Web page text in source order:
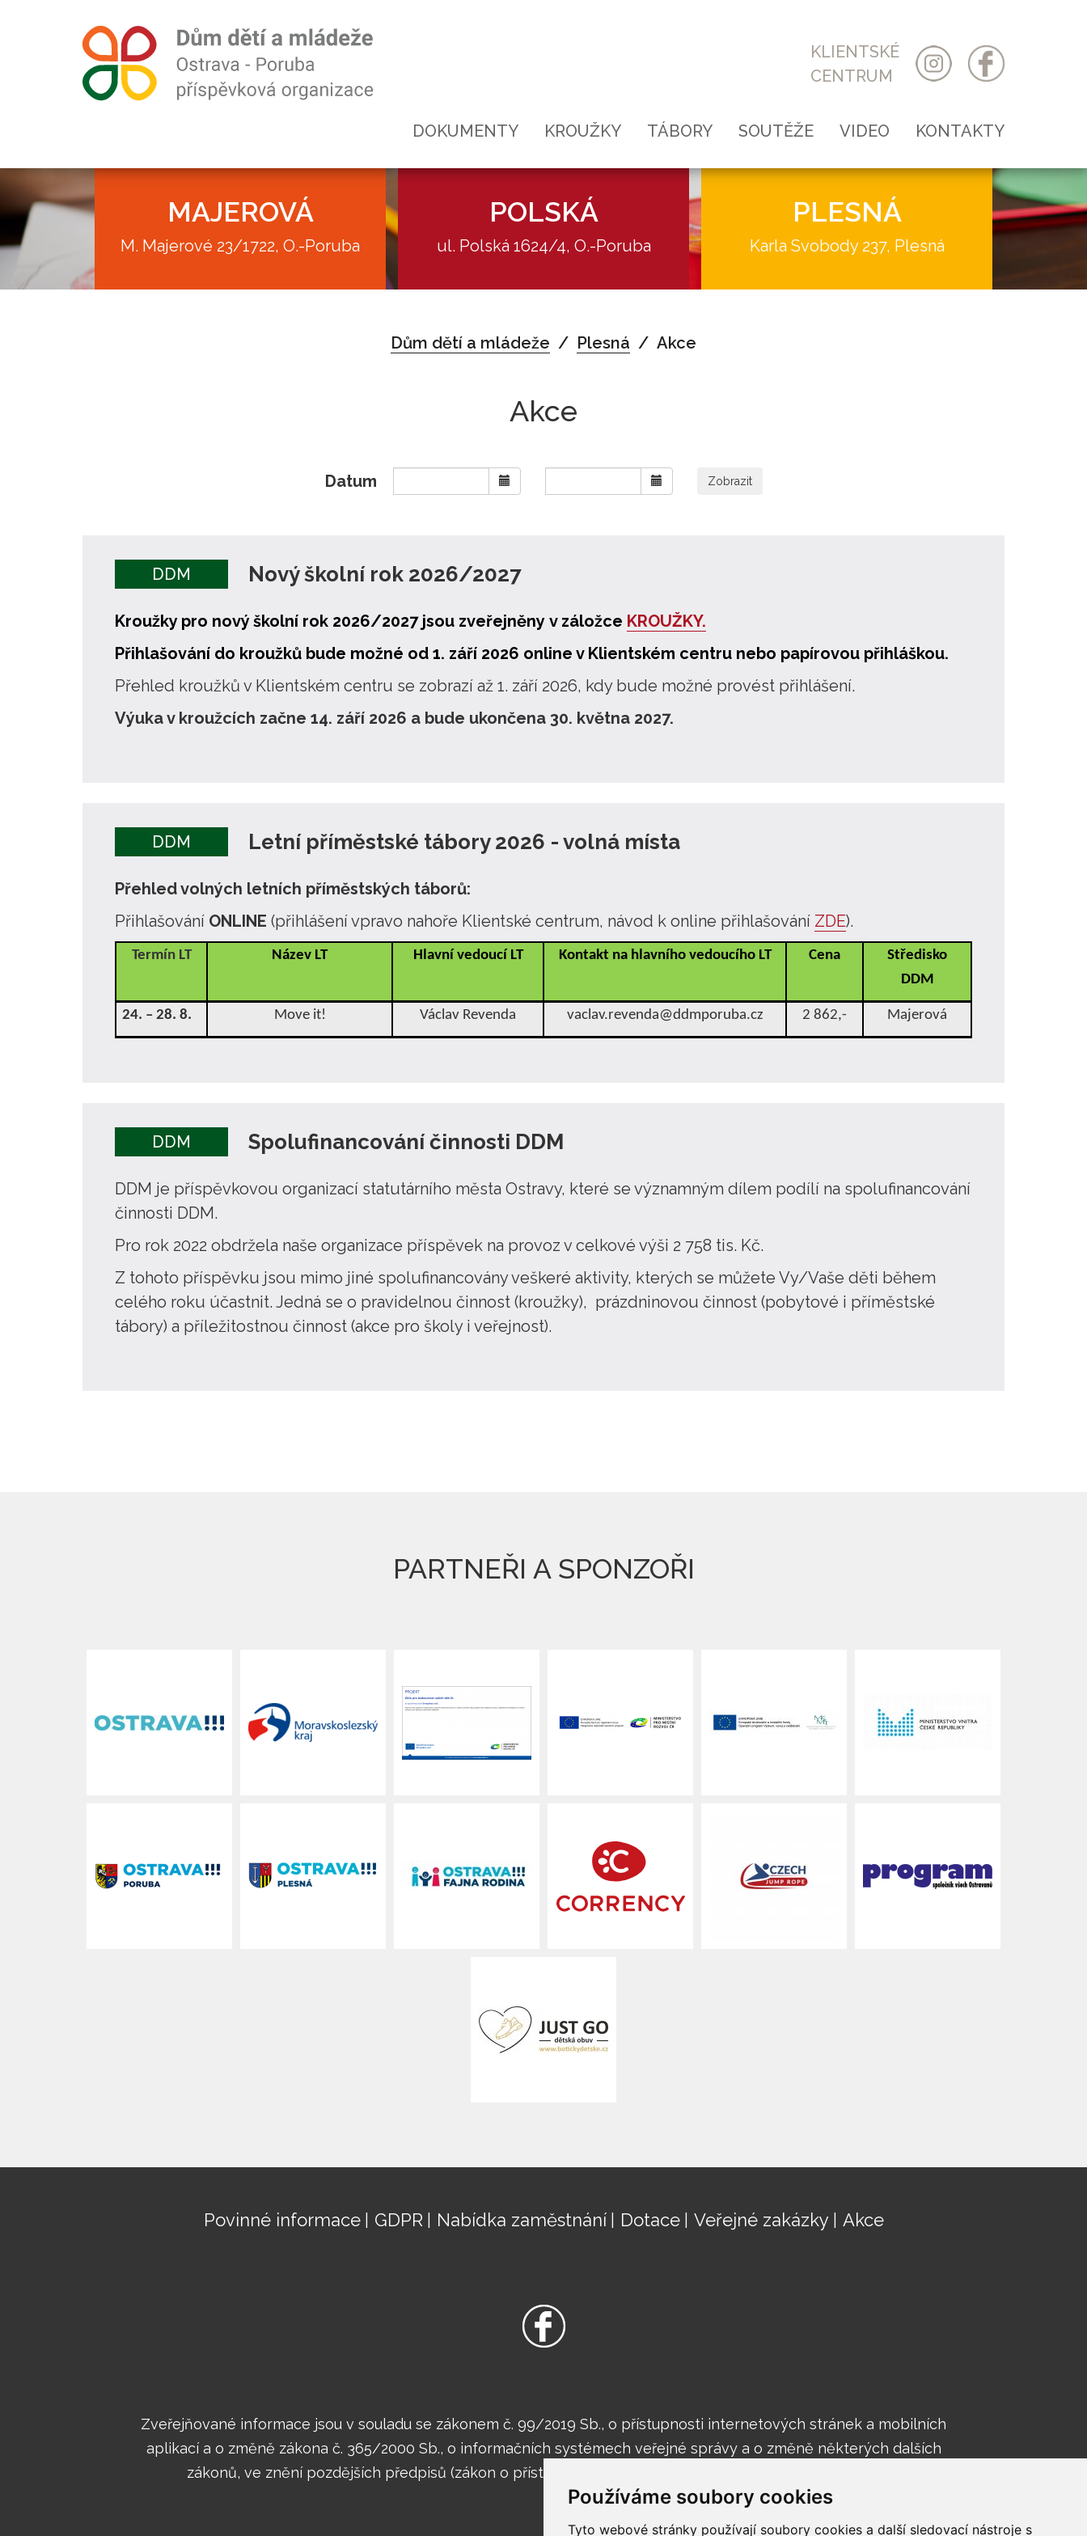
Používáme soubory cookies
Tyto webové stránky používají soubory cookies a další sledovací nástroje s
KLIENTSKÉ
CENTRUM
DOKUMENTY KROUŽKY TÁBORY SOUTĚŽE
Předmětové MŠMT
Vyhlašované DDM
VIDEO KONTAKTY
MAJEROVÁ
M. Majerové 23/1722, O.-Poruba
POLSKÁ
ul. Polská 1624/4, O.-Poruba
Kroužky
Pedagogičtí pracovníci
PLESNÁ
Karla Svobody 237, Plesná
Dům dětí a mládeže Plesná Akce
Akce
Datum
DDM Nový školní rok 2026/2027
Kroužky pro nový školní rok 2026/2027 jsou zveřejněny v záložce KROUŽKY.
Přihlašování do kroužků bude možné od 1. září 2026 online v Klientském centru nebo papírovou přihláškou.
Přehled kroužků v Klientském centru se zobrazí až 1. září 2026, kdy bude možné provést přihlášení.
Výuka v kroužcích začne 14. září 2026 a bude ukončena 30. května 2027.
DDM Letní příměstské tábory 2026 - volná místa
Přehled volných letních příměstských táborů:
Přihlašování ONLINE (přihlášení vpravo nahoře Klientské centrum, návod k online přihlašování ZDE).
Termín LT Název LT Hlavní vedoucí LT Kontakt na hlavního vedoucího LT Cena
Středisko
DDM
24. – 28. 8. Move it! Václav Revenda vaclav.revenda@ddmporuba.cz 2 862,- Majerová
DDM Spolufinancování činnosti DDM
DDM je příspěvkovou organizací statutárního města Ostravy, které se významným dílem podílí na spolufinancování
činnosti DDM.
Pro rok 2022 obdržela naše organizace příspěvek na provoz v celkové výši 2 758 tis. Kč.
Z tohoto příspěvku jsou mimo jiné spolufinancovány veškeré aktivity, kterých se můžete Vy/Vaše děti během
celého roku účastnit. Jedná se o pravidelnou činnost (kroužky), prázdninovou činnost (pobytové i příměstské
tábory) a příležitostnou činnost (akce pro školy i veřejnost).
PARTNEŘI A SPONZOŘI
Povinné informace GDPR Nabídka zaměstnání Dotace Veřejné zakázky Akce
Zveřejňované informace jsou v souladu se zákonem č. 99/2019 Sb., o přístupnosti internetových stránek a mobilních
aplikací a o změně zákona č. 365/2000 Sb., o informačních systémech veřejné správy a o změně některých dalších
zákonů, ve znění pozdějších předpisů (zákon o přístupnosti internetových stránek a mobilních aplikací).